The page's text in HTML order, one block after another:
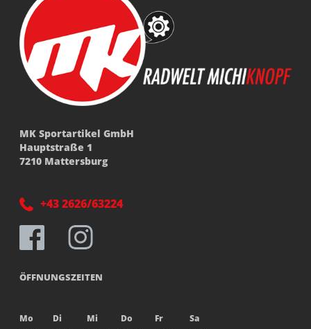
MK Sportartikel GmbH
Hauptstraße 1
7210 Mattersburg
+43 2626/63224
ÖFFNUNGSZEITEN
Mo Di Mi Do Fr
Sa